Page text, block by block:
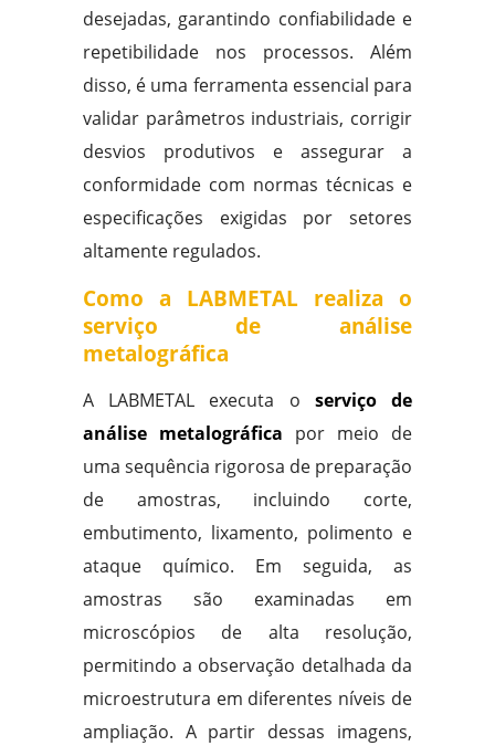
desejadas, garantindo confiabilidade e
repetibilidade nos processos. Além
disso, é uma ferramenta essencial para
validar parâmetros industriais, corrigir
desvios produtivos e assegurar a
conformidade com normas técnicas e
especificações exigidas por setores
altamente regulados.
Como a LABMETAL realiza o
serviço de análise
metalográfica
A LABMETAL executa o serviço de
análise metalográfica por meio de
uma sequência rigorosa de preparação
de amostras, incluindo corte,
embutimento, lixamento, polimento e
ataque químico. Em seguida, as
amostras são examinadas em
microscópios de alta resolução,
permitindo a observação detalhada da
microestrutura em diferentes níveis de
ampliação. A partir dessas imagens,